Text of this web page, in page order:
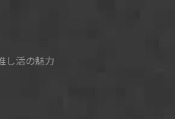
し活の魅力